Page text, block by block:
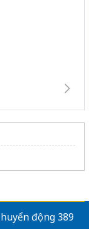
động 389